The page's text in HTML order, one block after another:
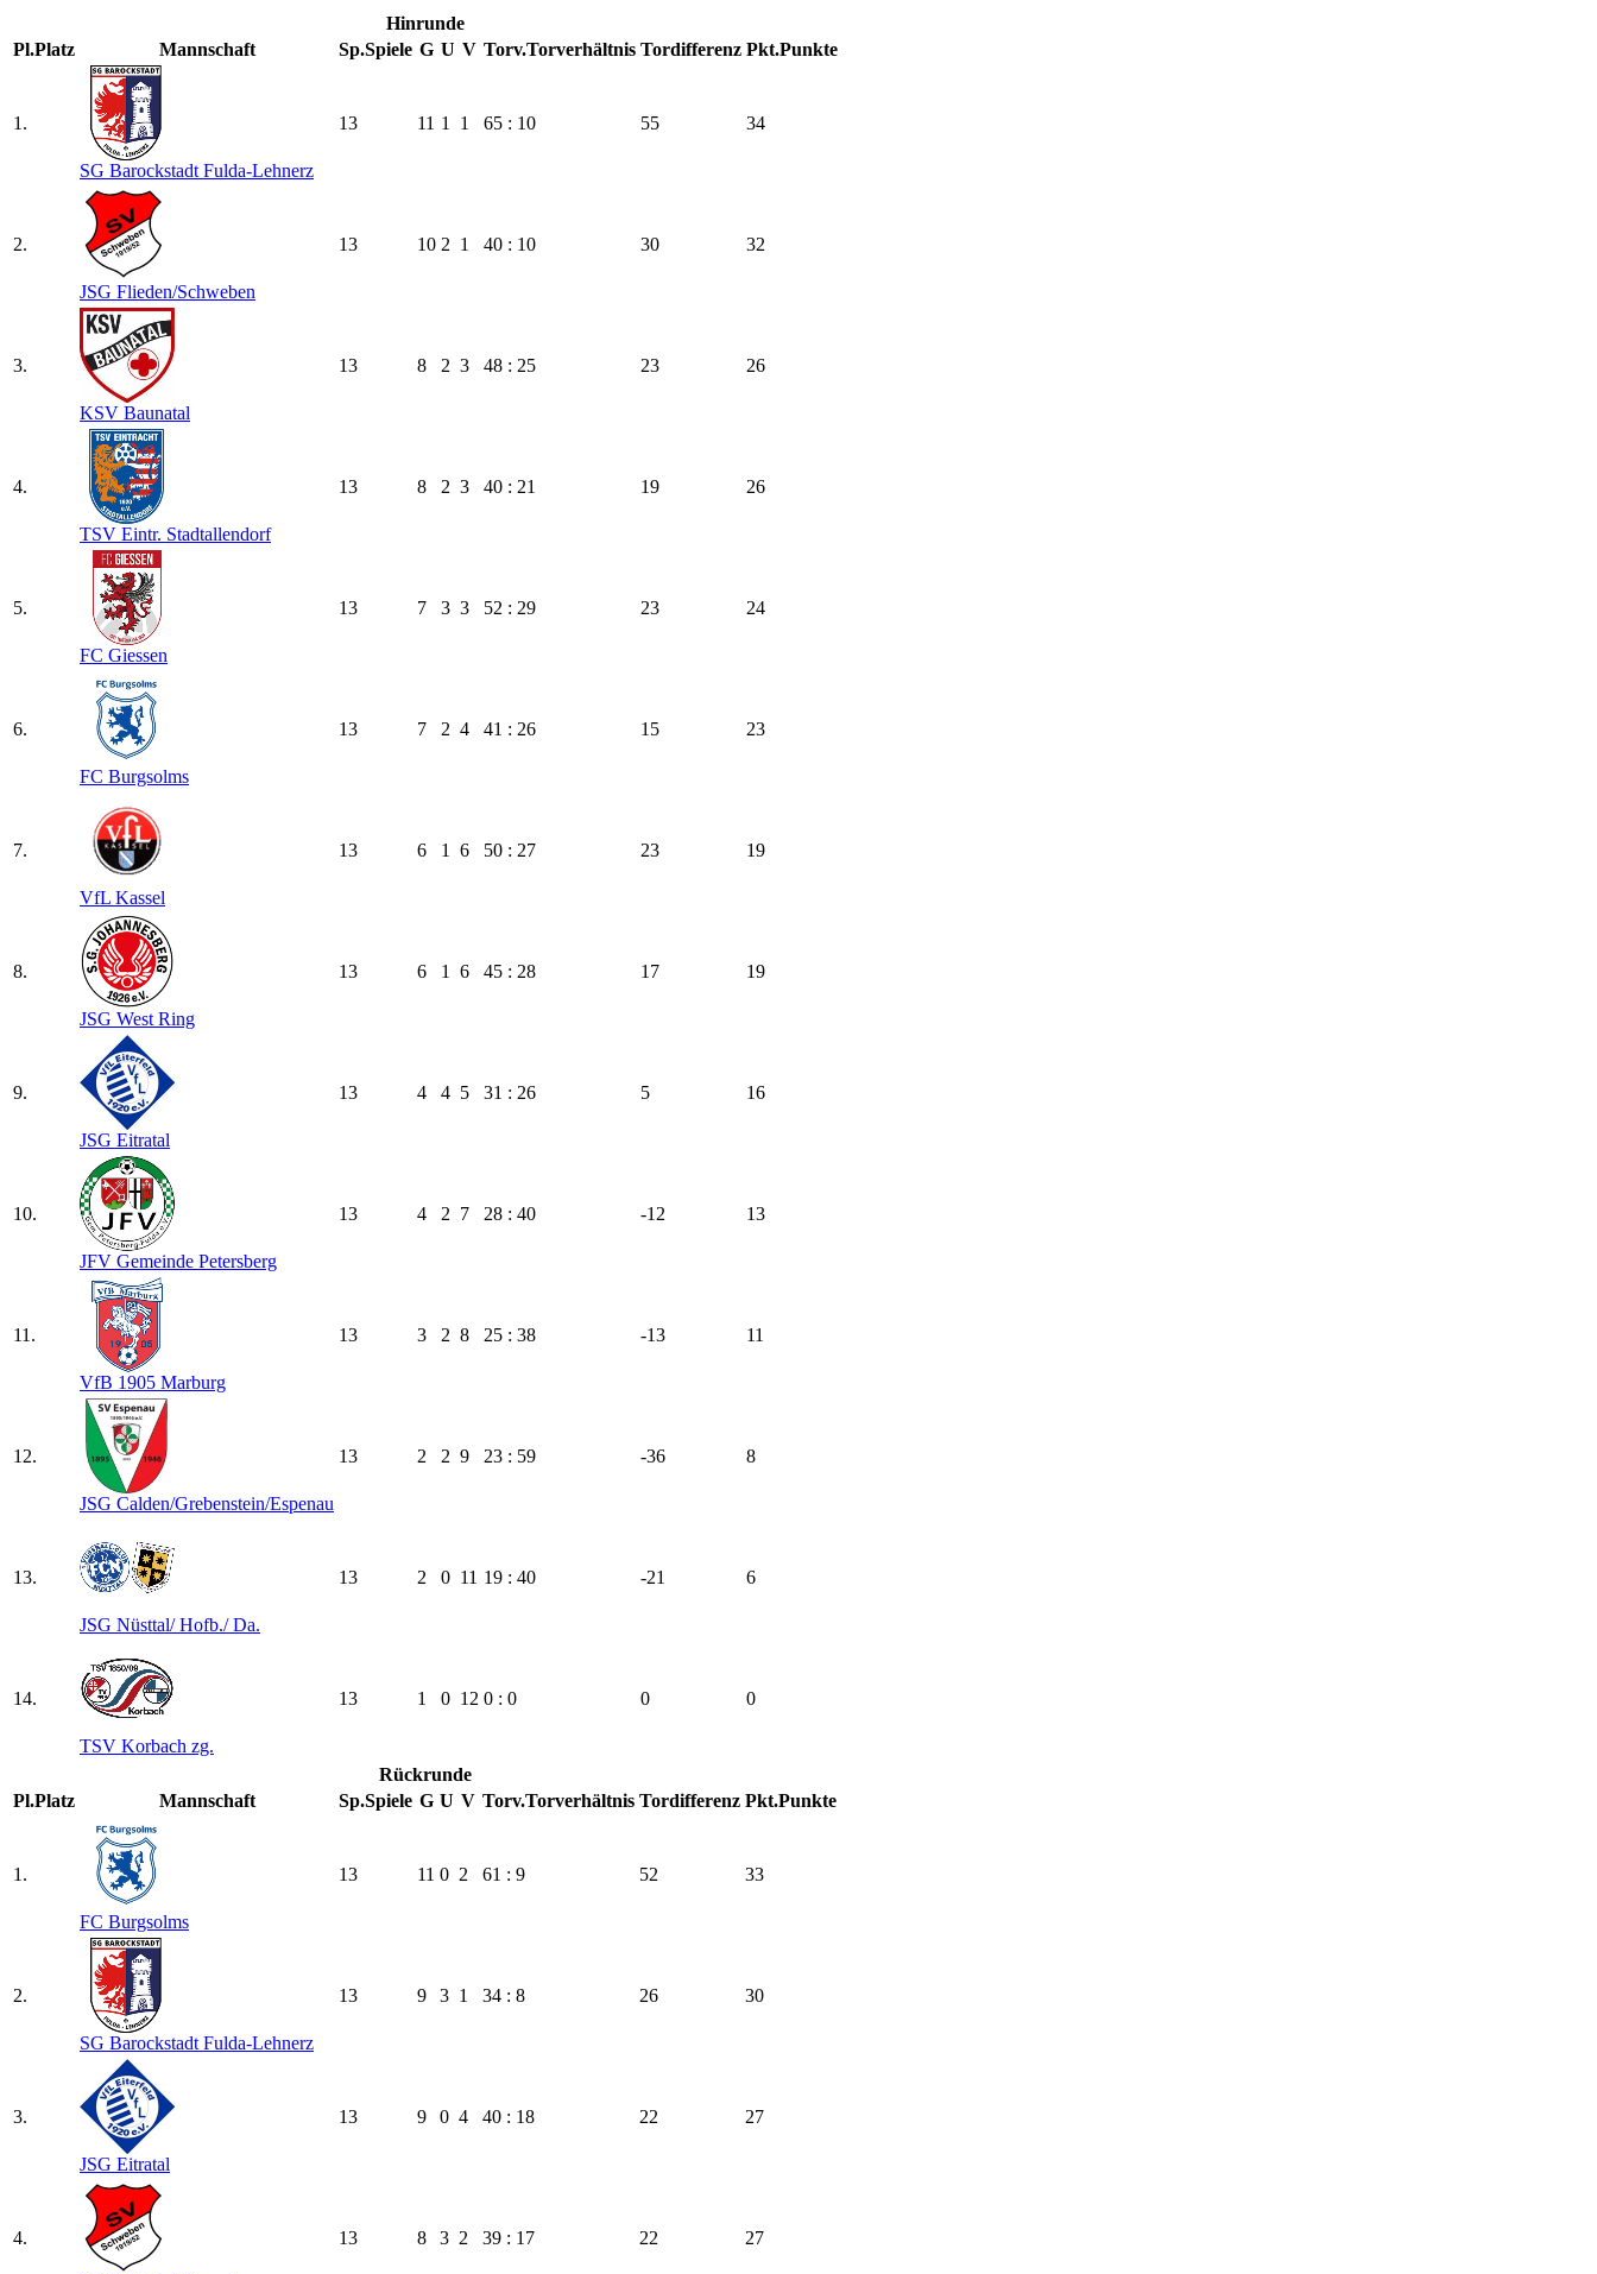
Hinrunde
Pl.Platz Mannschaft Sp.Spiele G U V Torv.Torverhältnis Tordifferenz Pkt.Punkte
1.
SG Barockstadt Fulda-Lehnerz
13 11 1 1 65 : 10 55 34
2.
JSG Flieden/​Schweben
13 10 2 1 40 : 10 30 32
3.
KSV Baunatal
13 8 2 3 48 : 25 23 26
4.
TSV Eintr. Stadtallendorf
13 8 2 3 40 : 21 19 26
5.
FC Giessen
13 7 3 3 52 : 29 23 24
6.
FC Burgsolms
13 7 2 4 41 : 26 15 23
7.
VfL Kassel
13 6 1 6 50 : 27 23 19
8.
JSG West Ring
13 6 1 6 45 : 28 17 19
9.
JSG Eitratal
13 4 4 5 31 : 26 5 16
10.
JFV Gemeinde Petersberg
13 4 2 7 28 : 40 -12 13
11.
VfB 1905 Marburg
13 3 2 8 25 : 38 -13 11
12.
JSG Calden/​Grebenstein/​Espenau
13 2 2 9 23 : 59 -36 8
13.
JSG Nüsttal/​ Hofb./​ Da.
13 2 0 11 19 : 40 -21 6
14.
TSV Korbach zg.
13 1 0 12 0 : 0 0 0
Rückrunde
Pl.Platz Mannschaft Sp.Spiele G U V Torv.Torverhältnis Tordifferenz Pkt.Punkte
1.
FC Burgsolms
13 11 0 2 61 : 9 52 33
2.
SG Barockstadt Fulda-Lehnerz
13 9 3 1 34 : 8 26 30
3.
JSG Eitratal
13 9 0 4 40 : 18 22 27
4. 13 8 3 2 39 : 17 22 27